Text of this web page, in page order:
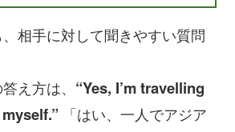
相手に対して聞きやすい質問
え方は、 “Yes, I’m travelling
「はい、一人でアジア